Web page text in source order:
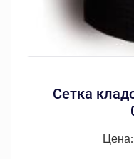
Сетка
Цена: